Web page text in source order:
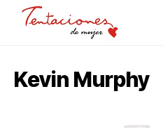
Kevin Murphy